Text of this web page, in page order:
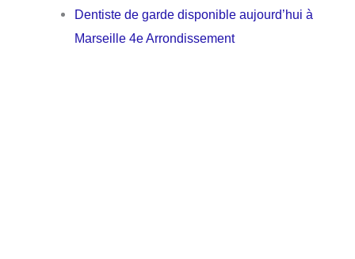
Dentiste de garde disponible aujourd’hui à
Marseille 4e Arrondissement